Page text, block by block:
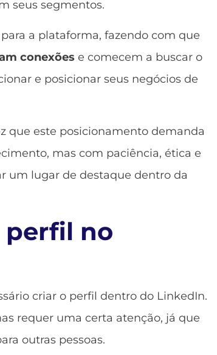
seus segmentos.
a plataforma, fazendo com que
conexões e comecem a buscar o
e posicionar seus negócios de
que este posicionamento demanda
mas com paciência, ética e
um lugar de destaque dentro da
perfil no
criar o perfil dentro do LinkedIn.
requer uma certa atenção, já que
outras pessoas.